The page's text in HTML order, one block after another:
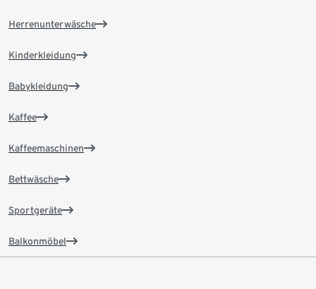
Herrenunterwäsche
Kinderkleidung
Babykleidung
Kaffee
Kaffeemaschinen
Bettwäsche
Sportgeräte
Balkonmöbel